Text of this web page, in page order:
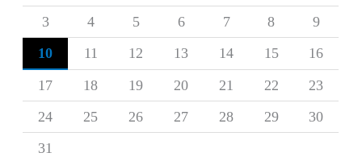
3
4 5 6 7 8
9
10
11 12 13 14 15
16
17
18 19 20 21 22
23
24
25 26 27 28 29
30
31